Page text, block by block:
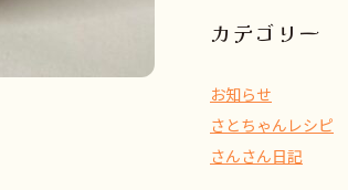
ブ
カテゴリー
お知らせ
さとちゃんレシピ
さんさん日記